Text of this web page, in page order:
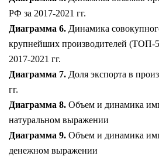
РФ за 2017-2021 гг.
Диаграмма 6. Динамика
крупнейших производителей (ТОП-
2017-2021 гг.
Диаграмма 7. Доля экспорта в
гг.
Диаграмма 8. Объем и динамика
натуральном выражении
Диаграмма 9. Объем и динамика
денежном выражении